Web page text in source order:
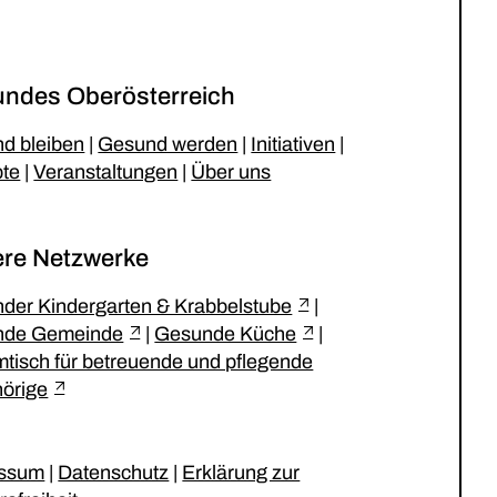
Oberösterreich
bleiben Gesund werden Initiativen
|Veranstaltungen Über uns
Netzwerke
Kindergarten & Krabbelstube
Gemeinde
Gesunde Küche
für betreuende und pflegende
Datenschutz
Erklärung zur